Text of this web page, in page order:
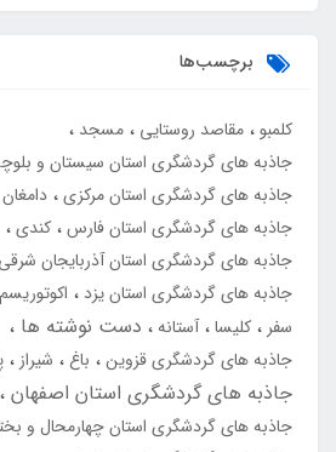
برچسب‌ها
کلمبو مقاصد روستایی
مسجد
جاذبه های گردشگری استان سیستان و
جاذبه های گردشگری استان مرکزی دامغان
جاذبه های گردشگری استان فارس کندی
جاذبه های گردشگری استان آذربایجان شرقی
جاذبه های گردشگری استان یزد
اکوتوریسم
سفر
کلیسا آستانه دست نوشته ها
جاذبه های گردشگری قزوین باغ شیراز
جاذبه های گردشگری استان اصفهان
جاذبه های گردشگری استان چهارمحال و